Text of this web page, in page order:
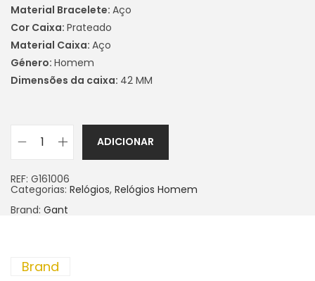
Material Bracelete: Aço
Cor Caixa: Prateado
Material Caixa: Aço
Género: Homem
Dimensões da caixa: 42 MM
ADICIONAR
REF: G161006
Categorias: Relógios, Relógios Homem
Brand: Gant
Brand